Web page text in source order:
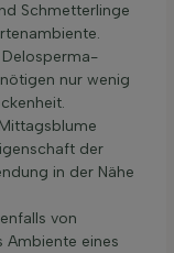
Schmetterlinge
nur wenig
der
in der Nähe
von
Ambiente eines